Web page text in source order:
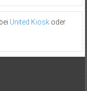
United Kioskoder